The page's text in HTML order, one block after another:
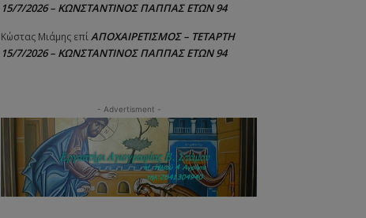
15/7/2026 – ΚΩΝΣΤΑΝΤΙΝΟΣ ΠΑΠΠΑΣ ΕΤΩΝ 94
Κώστας Μιάμης επίΑΠΟΧΑΙΡΕΤΙΣΜΟΣ – ΤΕΤΑΡΤΗ
15/7/2026 – ΚΩΝΣΤΑΝΤΙΝΟΣ ΠΑΠΠΑΣ ΕΤΩΝ 94
- Advertisment -